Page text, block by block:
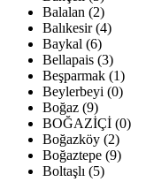
Balalan (2)
Balıkesir (4)
Baykal (6)
Bellapais (3)
Beşparmak (1)
Beylerbeyi (0)
Boğaz (9)
BOĞAZİÇİ (0)
Boğazköy (2)
Boğaztepe (9)
Boltaşlı (5)